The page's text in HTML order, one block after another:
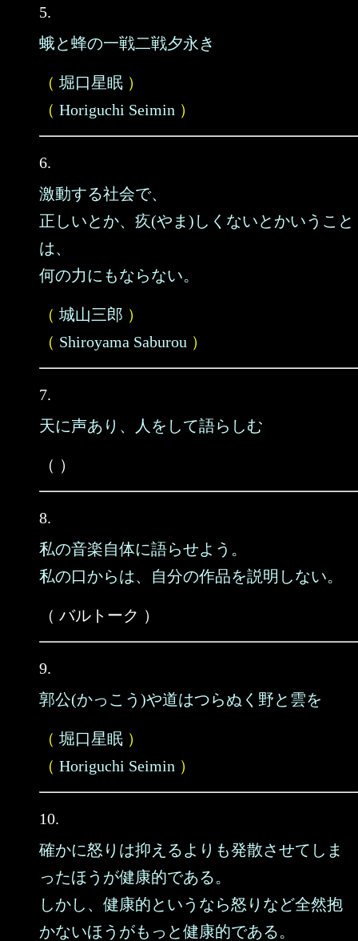
5.
蛾と蜂の一戦二戦夕永き
（ 堀口星眠 ）
（ Horiguchi Seimin ）
6.
激動する社会で、
正しいとか、疚(やま)しくないとかいうこと
は、
何の力にもならない。
（ 城山三郎 ）
（ Shiroyama Saburou ）
7.
天に声あり、人をして語らしむ
（ ）
8.
私の音楽自体に語らせよう。
私の口からは、自分の作品を説明しない。
（ バルトーク ）
9.
郭公(かっこう)や道はつらぬく野と雲を
（ 堀口星眠 ）
（ Horiguchi Seimin ）
10.
確かに怒りは抑えるよりも発散させてしま
ったほうが健康的である。
しかし、健康的というなら怒りなど全然抱
かないほうがもっと健康的である。